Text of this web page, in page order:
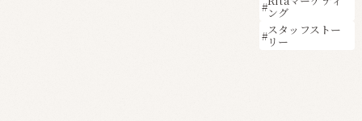
ング
スタッフストー
リー